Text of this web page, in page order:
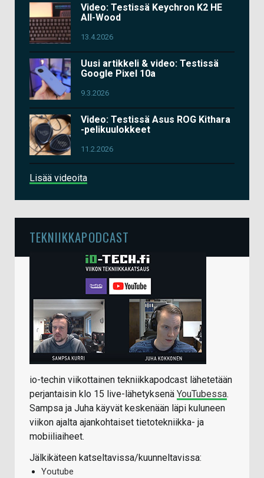
Video: Testissä Keychron K2 HE
All-Wood
13.4.2026
Uusi artikkeli & video: Testissä
Google Pixel 10a
9.3.2026
Video: Testissä Asus ROG Kithara
-pelikuulokkeet
11.2.2026
Lisää videoita
TEKNIIKKAPODCAST
io-techin viikottainen tekniikkapodcast lähetetään
perjantaisin klo 15 live-lähetyksenä YouTubessa.
Sampsa ja Juha käyvät keskenään läpi kuluneen
viikon ajalta ajankohtaiset tietotekniikka- ja
mobiiliaiheet.
Jälkikäteen katseltavissa/kuunneltavissa:
Youtube